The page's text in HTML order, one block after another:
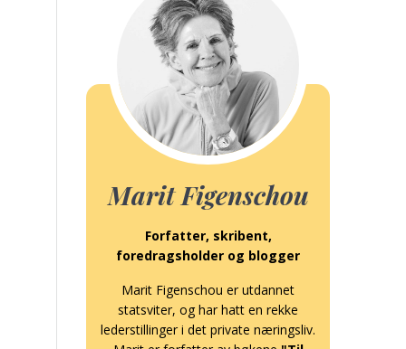
Marit Figenschou
Forfatter, skribent,
foredragsholder og blogger
Marit Figenschou er utdannet
statsviter, og har hatt en rekke
lederstillinger i det private næringsliv.